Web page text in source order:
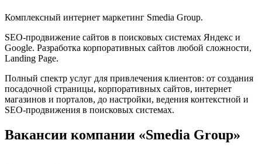
Комплексный интернет маркетинг Smedia Group.
SEO-продвижение сайтов в поисковых системах Яндекс и
Google. Разработка корпоративных сайтов любой сложности,
Landing Page.
Полный спектр услуг для привлечения клиентов: от создания
посадочной страницы, корпоративных сайтов, интернет
магазинов и порталов, до настройки, ведения контекстной и
SEO-продвижения в поисковых системах.
Вакансии компании «Smedia Group»